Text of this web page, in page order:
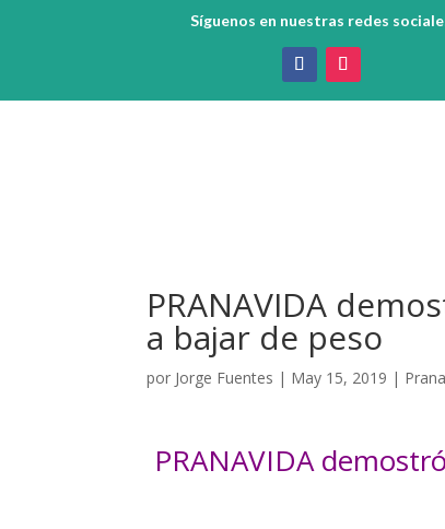
Síguenos en nuestras redes
PRANAVIDA
a bajar de peso
por Jorge Fuentes | May 15, 2019 |
PRANAVIDA